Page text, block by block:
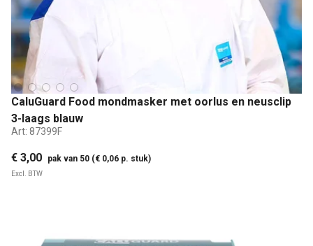
CaluGuard Food mondmasker met oorlus en neusclip
3-laags blauw
Art: 87399F
€ 3,00 pak van 50 (€ 0,06 p. stuk)
Excl. BTW